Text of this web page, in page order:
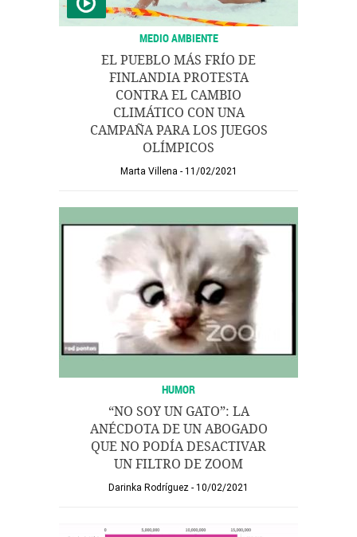
MEDIO AMBIENTE
EL PUEBLO MÁS FRÍO DE
FINLANDIA PROTESTA
CONTRA EL CAMBIO
CLIMÁTICO CON UNA
CAMPAÑA PARA LOS JUEGOS
OLÍMPICOS
Marta Villena 11/02/2021
HUMOR
“NO SOY UN GATO”: LA
ANÉCDOTA DE UN ABOGADO
QUE NO PODÍA DESACTIVAR
UN FILTRO DE ZOOM
Darinka Rodríguez 10/02/2021